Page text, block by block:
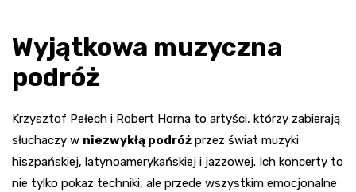
Wyjątkowa muzyczna
podróż
Krzysztof Pełech i Robert Horna to artyści, którzy zabierają
słuchaczy w niezwykłą podróż przez świat muzyki
hiszpańskiej, latynoamerykańskiej i jazzowej. Ich koncerty to
nie tylko pokaz techniki, ale przede wszystkim emocjonalne